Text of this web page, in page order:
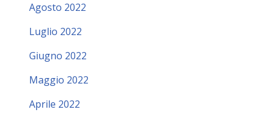
Agosto 2022
Luglio 2022
Giugno 2022
Maggio 2022
Aprile 2022